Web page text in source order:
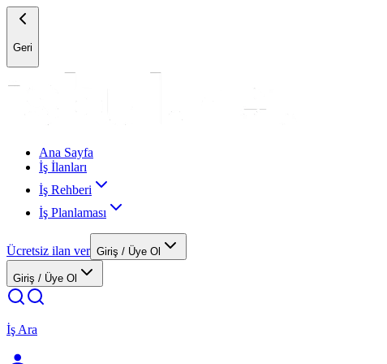
Geri
Ana Sayfa
İş İlanları
İş Rehberi
İş Planlaması
Ücretsiz ilan ver Giriş / Üye Ol
Giriş / Üye Ol
İş Ara